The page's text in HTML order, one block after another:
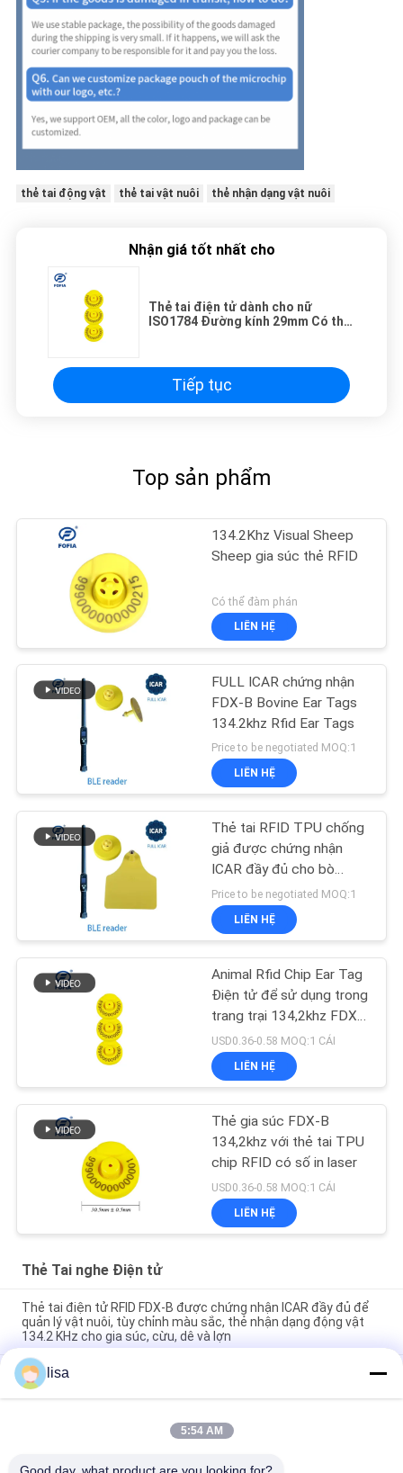
thẻ tai động vật thẻ tai vật nuôi thẻ nhận dạng vật nuôi
Nhận giá tốt nhất cho
Thẻ tai điện tử dành cho nữ
ISO1784 Đường kính 29mm Có thể
Tiếp tục
Top sản phẩm
134.2Khz Visual Sheep
Sheep gia súc thẻ RFID
Có thể đàm phán
LIÊN HỆ
FULL ICAR chứng nhận
FDX-B Bovine Ear Tags
134.2khz Rfid Ear Tags
Price to be negotiated MOQ:1
LIÊN HỆ
Thẻ tai RFID TPU chống
giả được chứng nhận
ICAR đầy đủ cho bò
134.2khz
Price to be negotiated MOQ:1
LIÊN HỆ
Animal Rfid Chip Ear Tag
Điện tử để sử dụng trong
trang trại 134,2khz FDX-
B
USD0.36-0.58 MOQ:1 CÁI
LIÊN HỆ
Thẻ gia súc FDX-B
134,2khz với thẻ tai TPU
chip RFID có số in laser
USD0.36-0.58 MOQ:1 CÁI
LIÊN HỆ
Thẻ Tai nghe Điện tử
Thẻ tai điện tử RFID FDX-B được chứng nhận ICAR đầy đủ để
quản lý vật nuôi, tùy chỉnh màu sắc, thẻ nhận dạng động vật
134.2 KHz cho gia súc, cừu, dê và lợn
Nhãn tai điện tử chống nước cho gia súc và lâu dài cho quản lý
động vật
FULL ICAR chứng nhận ET902 Custom TPU RFID Tags tai gia
súc với laser khắc đánh số thẻ nhận dạng động vật bền cho
lisa
5:54 AM